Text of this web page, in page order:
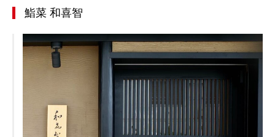
鮨菜 和喜智